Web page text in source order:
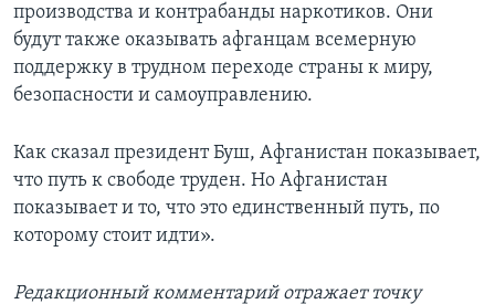
производства и контрабанды наркотиков. Они
будут также оказывать афганцам всемерную
поддержку в трудном переходе страны к миру,
безопасности и самоуправлению.
Как сказал президент Буш, Афганистан показывает,
что путь к свободе труден. Но Афганистан
показывает и то, что это единственный путь, по
которому стоит идти».
Редакционный комментарий отражает точку